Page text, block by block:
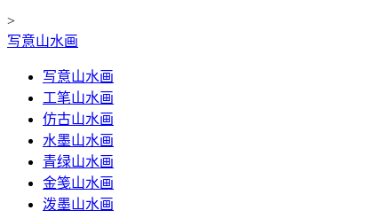
>
写意山水画
写意山水画
工笔山水画
仿古山水画
水墨山水画
青绿山水画
金笺山水画
泼墨山水画